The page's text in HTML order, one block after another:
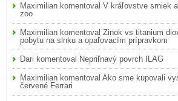
Maximilian komentoval V kráľovstve srniek
zoo
Maximilian komentoval Zinok vs titanium
pobytu na slnku a opaľovacím prípravkom
Dari komentoval Nepriľnavý povrch ILAG
Maximilian komentoval Ako sme kupovali
červené Ferrari